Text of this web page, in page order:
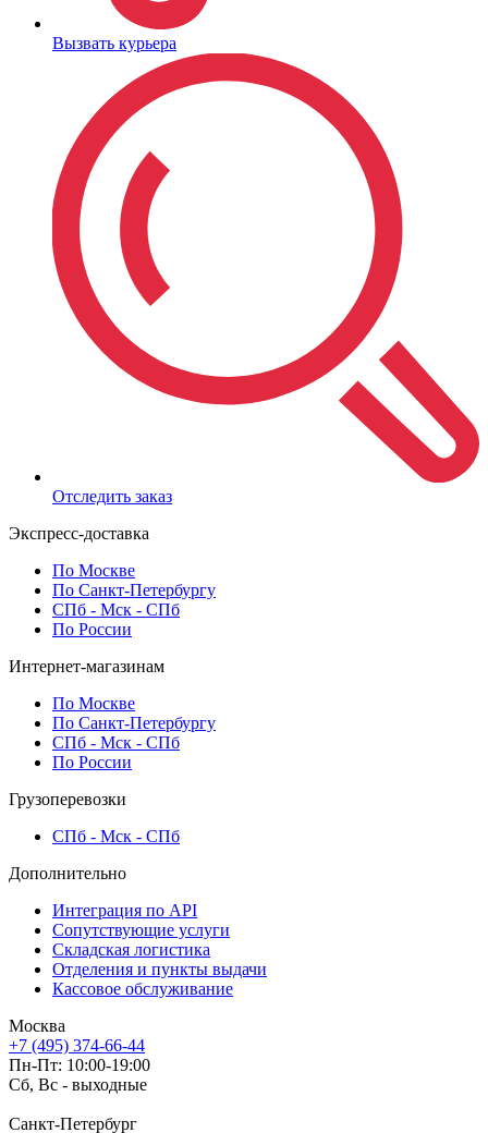
Вызвать курьера
Отследить заказ
Экспресс-доставка
По Москве
По Санкт-Петербургу
СПб - Мск - СПб
По России
Интернет-магазинам
По Москве
По Санкт-Петербургу
СПб - Мск - СПб
По России
Грузоперевозки
СПб - Мск - СПб
Дополнительно
Интеграция по API
Сопутствующие услуги
Складская логистика
Отделения и пункты выдачи
Кассовое обслуживание
Москва
+7 (495) 374-66-44
Пн-Пт: 10:00-19:00
Сб, Вс - выходные
Санкт-Петербург